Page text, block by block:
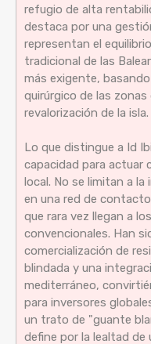
refugio de alta
destaca por una
representan el
tradicional de las
más exigente,
quirúrgico de las
revalorización de la isla.
Lo que distingue a Id
capacidad para actuar
local. No se limitan a
en una red de
que rara vez llegan a
convencionales. Han
comercialización de
blindada y una
mediterráneo,
para inversores
un trato de "guante
define por la lealtad